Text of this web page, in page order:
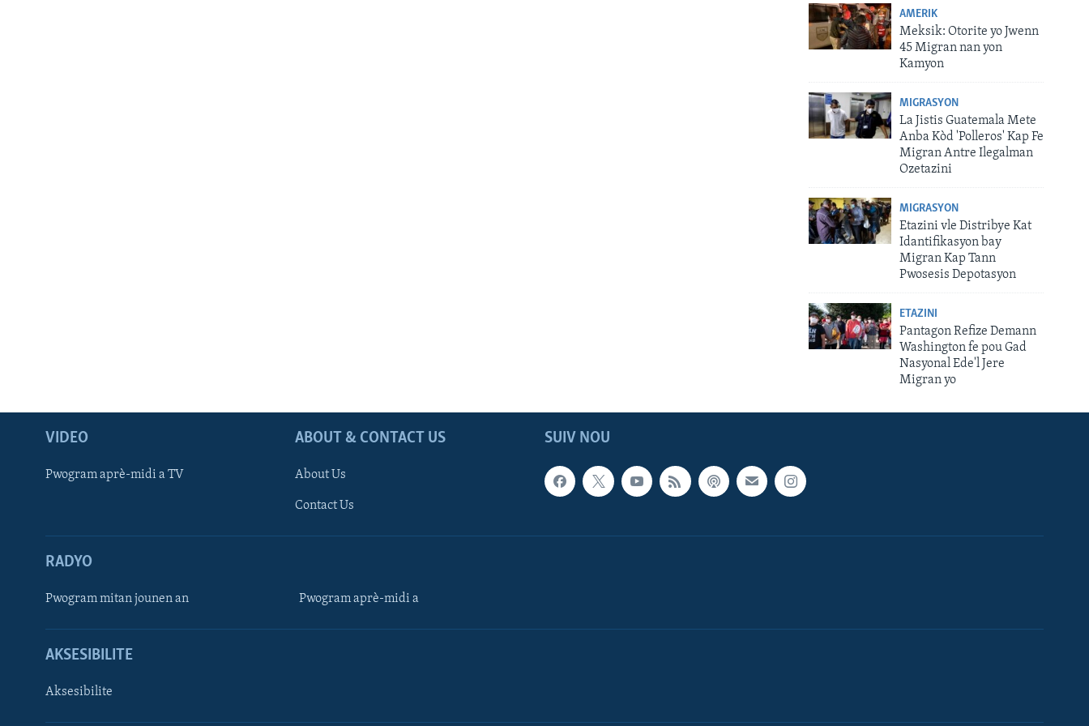
AMERIK
Meksik: Otorite yo Jwenn
45 Migran nan yon
Kamyon
MIGRASYON
La Jistis Guatemala Mete
Anba Kòd 'Polleros' Kap Fe
Migran Antre Ilegalman
Ozetazini
MIGRASYON
Etazini vle Distribye Kat
Idantifikasyon bay
Migran Kap Tann
Pwosesis Depotasyon
ETAZINI
Pantagon Refize Demann
Washington fe pou Gad
Nasyonal Ede'l Jere
Migran yo
SUIV NOU
VIDEO
Pwogram aprè-midi a TV
ABOUT & CONTACT US
About Us
Contact Us
RADYO
Pwogram mitan jounen an Pwogram aprè-midi a
AKSESIBILITE
Aksesibilite